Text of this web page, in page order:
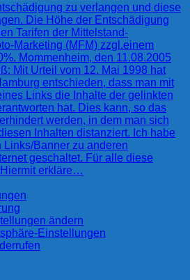
zu verlangen und diese
Die Höhe der Entschädigung
Tarifen der Mittelstand-
Marketing (MFM) zzgl.einem
Mommenheim, den 11.08.2005
Mit Urteil vom 12. Mai 1998 hat
entschieden, dass man mit
Links die Inhalte der gelinkten
hat. Dies kann, so das
werden, in dem man sich
Inhalten distanziert. Ich habe
Links/Banner zu anderen
geschaltet. Für alle diese
erkläre…
ändern
Einstellungen